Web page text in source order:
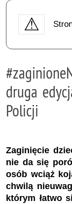
druga
Policji
Zaginięcie
nie da się
osób wciąż
chwilą
którym łatwo